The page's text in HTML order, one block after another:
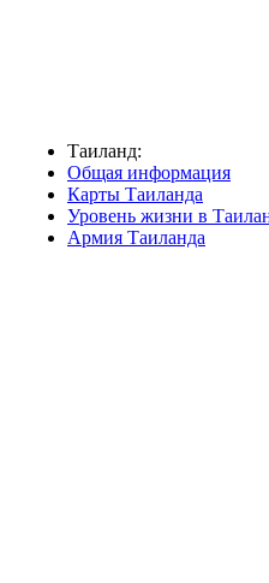
Таиланд:
Общая информация
Карты Таиланда
Уровень жизни в
Армия Таиланда